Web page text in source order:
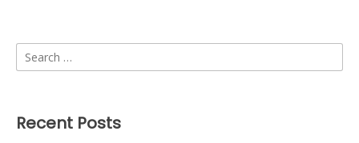
Search
for:
Recent Posts